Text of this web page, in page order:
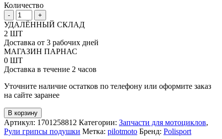
Количество
-
Количество
товара
Защита
рук
Polisport
S-
Dual
универсальный
комплект
+
УДАЛЁННЫЙ СКЛАД
2 ШТ
Доставка от 3 рабочих дней
МАГАЗИН ПАРНАС
0 ШТ
Доставка в течение 2 часов
Уточните наличие остатков по телефону или оформите заказ
на сайте заранее
В корзину
Артикул: 1701258812 Категории: Запчасти для мотоциклов,
Рули грипсы подушки Метка: pilotmoto Бренд: Polisport